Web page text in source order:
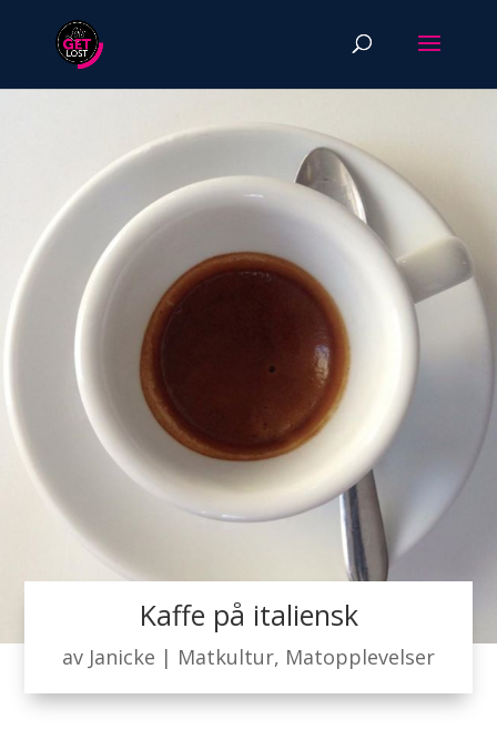
Kaffe på italiensk
av Janicke | Matkultur, Matopplevelser